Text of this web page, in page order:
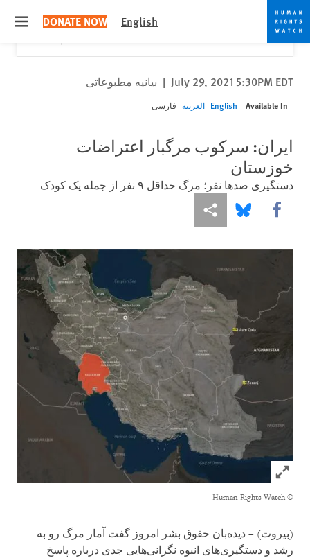
Skip
to
cookie
privacy
notice
Skip
to
main
content
English
DONATE NOW
Would you like to read this page in English?
Close
July 29, 2021 5:30PM EDT
| بیانیه مطبوعاتی
Available In
English العربية فارسی
ایران: سرکوب مرگبار اعتراضات
خوزستان
دستگیری صدها نفر؛‌ مرگ حداقل ۹ نفر از جمله یک کودک
Share this via Facebook
Share this via Bluesky
More sharing options
Click to expand Image
© Human Rights Watch
(بیروت) – دیده‌بان حقوق بشر امروز گفت آمار مرگ رو به
رشد و دستگیری‌های انبوه نگرانی‌هایی جدی درباره پاسخ